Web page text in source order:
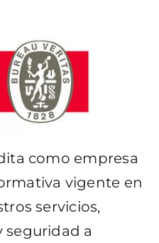
como empresa
vigente en
servicios,
a